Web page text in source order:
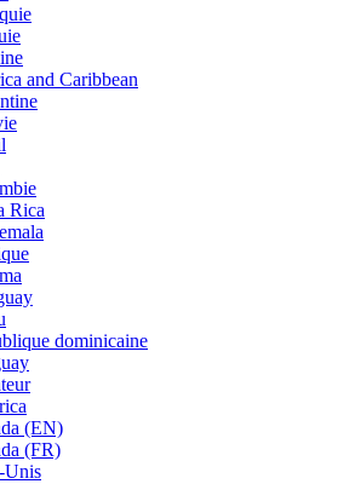
and Caribbean
Rica
dominicaine
(EN)
(FR)
Unis